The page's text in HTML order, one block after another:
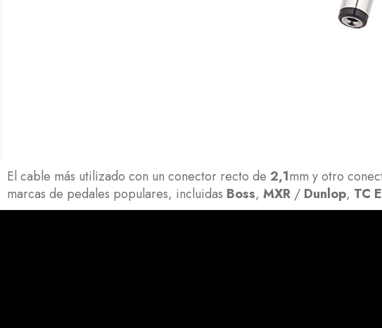
El cable más utilizado con un conector recto de 2,1mm y otro
marcas de pedales populares, incluidas Boss, MXR / Dunlop, TC